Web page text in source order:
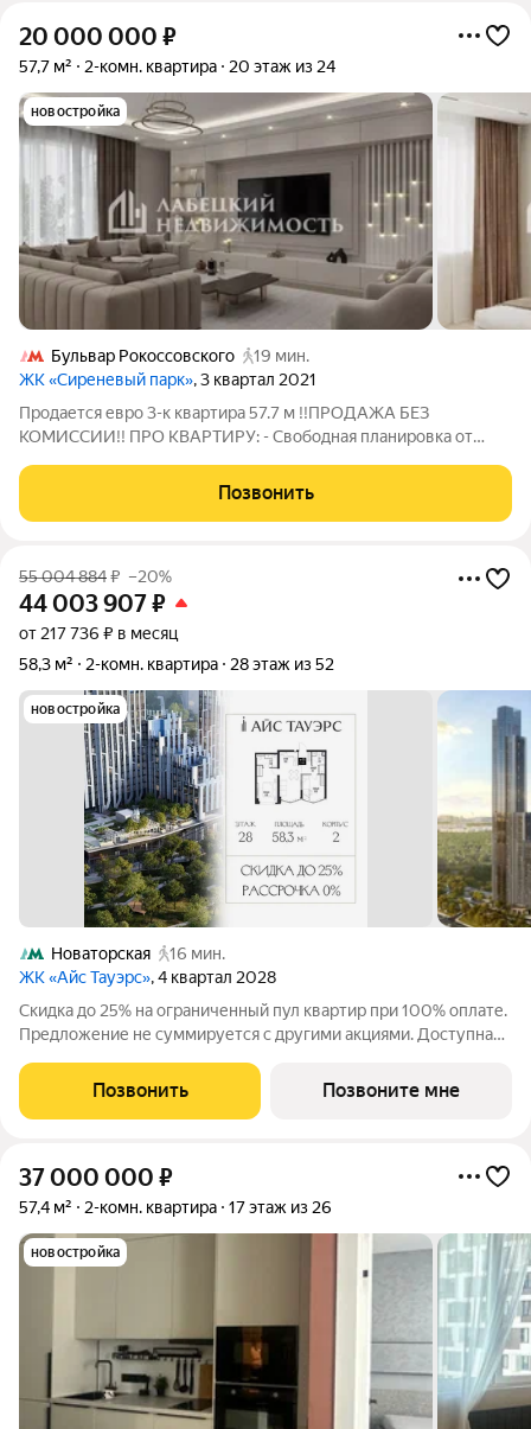
20 000 000 ₽
57,7 м² 2-комн. квартира 20 этаж из 24
новостройка
Бульвар Рокоссовского
19 мин.
ЖК «Сиреневый парк», 3 квартал 2021
Продается евро 3-к квартира 57.7 м !!ПРОДАЖА БЕЗ
КОМИССИИ!! ПРО КВАРТИРУ: - Свободная планировка от
реальность - Большие окна обеспечивают уют и постоянный
источник естественного света - 2 санузла -
Позвонить
55 004 884₽ –20%
44 003 907₽
от 217 736 ₽ в месяц
58,3 м²
2-комн. квартира 28 этаж из 52
новостройка
Новаторская
16 мин.
ЖК «Айс Тауэрс», 4 квартал 2028
Скидка до 25% на ограниченный пул квартир при 100% оплате.
Предложение не суммируется с другими акциями. Доступна
комнатная квартира 58.3 м на 28 этаже в премиальном ЖК
«Айс Тауэрс» (ЗАО Москвы,
Позвонить Позвоните мне
37 000 000 ₽
57,4 м² 2-комн. квартира 17 этаж из 26
новостройка